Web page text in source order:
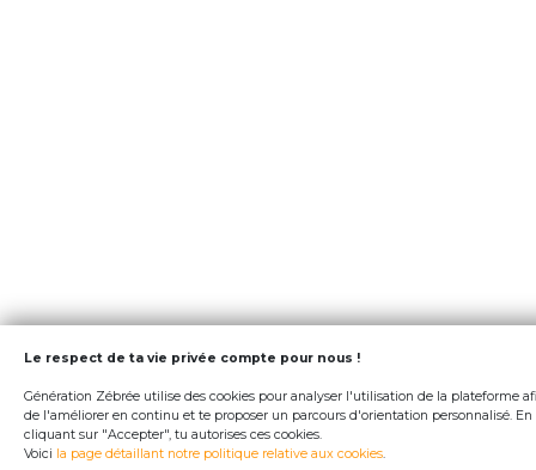
Le respect de ta vie privée compte pour nous !
Génération Zébrée utilise des cookies pour analyser l'utilisation de la plateforme
de l'améliorer en continu et te proposer un parcours d'orientation personnalisé. En
cliquant sur "Accepter", tu autorises ces cookies.
Voici la page détaillant notre politique relative aux cookies.